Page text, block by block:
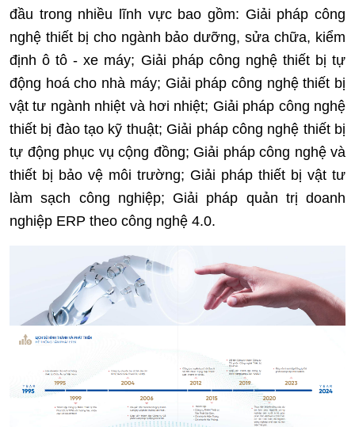
đầu trong nhiều lĩnh vực bao gồm: Giải pháp công
nghệ thiết bị cho ngành bảo dưỡng, sửa chữa, kiểm
định ô tô - xe máy; Giải pháp công nghệ thiết bị tự
động hoá cho nhà máy; Giải pháp công nghệ thiết bị
vật tư ngành nhiệt và hơi nhiệt; Giải pháp công nghệ
thiết bị đào tạo kỹ thuật; Giải pháp công nghệ thiết bị
tự động phục vụ cộng đồng; Giải pháp công nghệ và
thiết bị bảo vệ môi trường; Giải pháp thiết bị vật tư
làm sạch công nghiệp; Giải pháp quản trị doanh
nghiệp ERP theo công nghệ 4.0.